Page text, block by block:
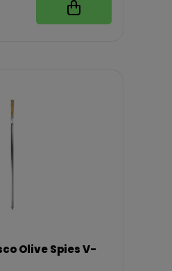
Olive Spies V-